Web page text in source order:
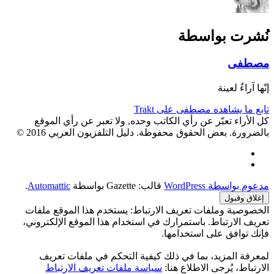
نُشرت بواسطة
مصطفى
إنّها آراءٌ لعينة
تابع ما يشاهده مصطفى على Trakt
كل الأراء تعبّر عن رأي الكاتب وحده, ولا تعبر عن رأي الموقع
بالضرورة. بعض الحقوق محفوظة. دليل التلفزيون العربي 2016 ©
مدعوم بواسطة WordPress قالب: Gazette بواسطة Automattic
.
الخصوصية وملفات تعريف الارتباط: يستخدم هذا الموقع ملفات
تعريف الارتباط. باستمرارك في استخدام هذا الموقع الإلكتروني،
فإنك توافق على استخدامها.
لمعرفة المزيد، بما في ذلك كيفية التحكم في ملفات تعريف
الارتباط، يُرجى الاطلاع هنا: سياسة ملفات تعريف الارتباط